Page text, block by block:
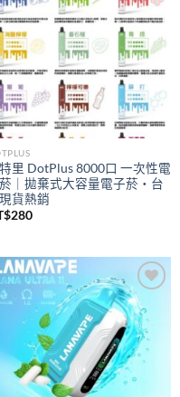
里 DotPlus 8000口 一次性電
｜拋棄式大容量電子菸・台
貨熱銷
280
Add to
wishlist